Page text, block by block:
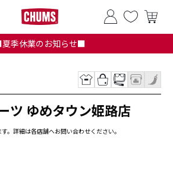
季休業のお知らせ■
ツ ゆめタウン姫路店
。詳細は各店舗へお問い合わせください。